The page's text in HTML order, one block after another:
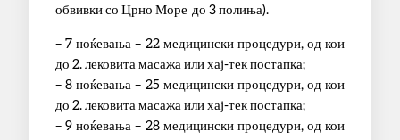
обвивки со Црно Море до 3 полиња).
– 7 ноќевања – 22 медицински процедури, од кои
до 2. лековита масажа или хај-тек постапка;
– 8 ноќевања – 25 медицински процедури, од кои
до 2. лековита масажа или хај-тек постапка;
– 9 ноќевања – 28 медицински процедури, од кои